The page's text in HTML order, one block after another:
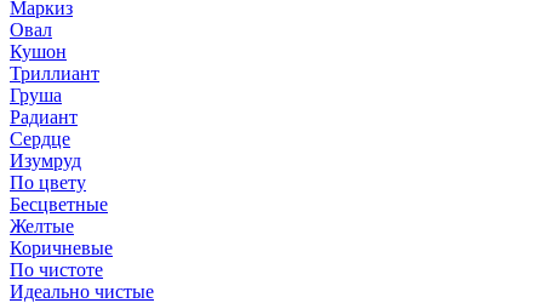
Маркиз
Овал
Кушон
Триллиант
Груша
Радиант
Сердце
Изумруд
По цвету
Бесцветные
Желтые
Коричневые
По чистоте
Идеально чистые